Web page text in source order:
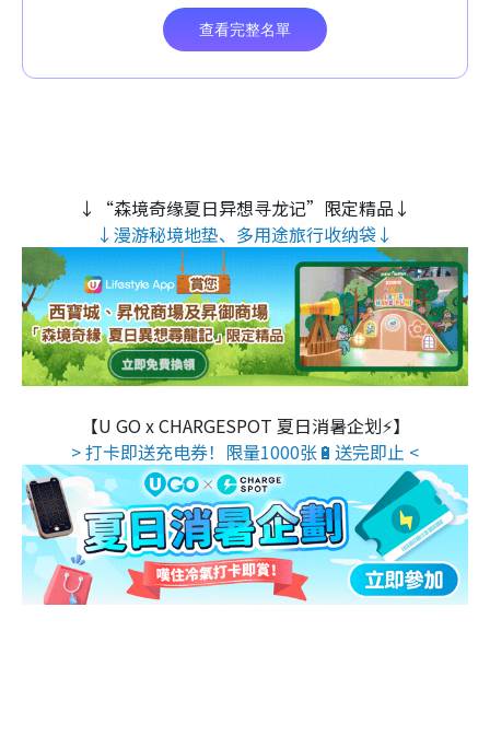
↓“森境奇缘夏日异想寻龙记”限定精品↓
↓漫游秘境地垫、多用途旅行收纳袋↓
【U GO x CHARGESPOT 夏日消暑企划⚡】
> 打卡即送充电券！限量1000张🔋送完即止 <